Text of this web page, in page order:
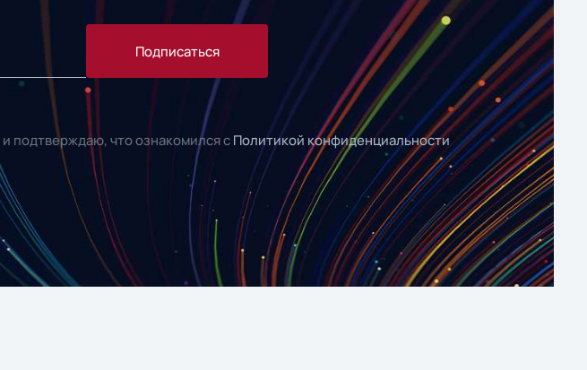
Подписаться
и подтверждаю, что ознакомился с Политикой конфиденциальности